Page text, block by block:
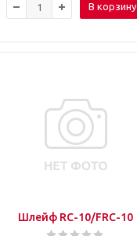
В корзину
Шлейф RC-10/FRC-10